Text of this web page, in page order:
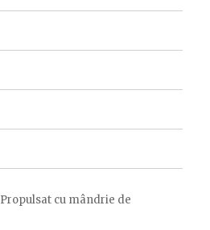
Propulsat cu mândrie de